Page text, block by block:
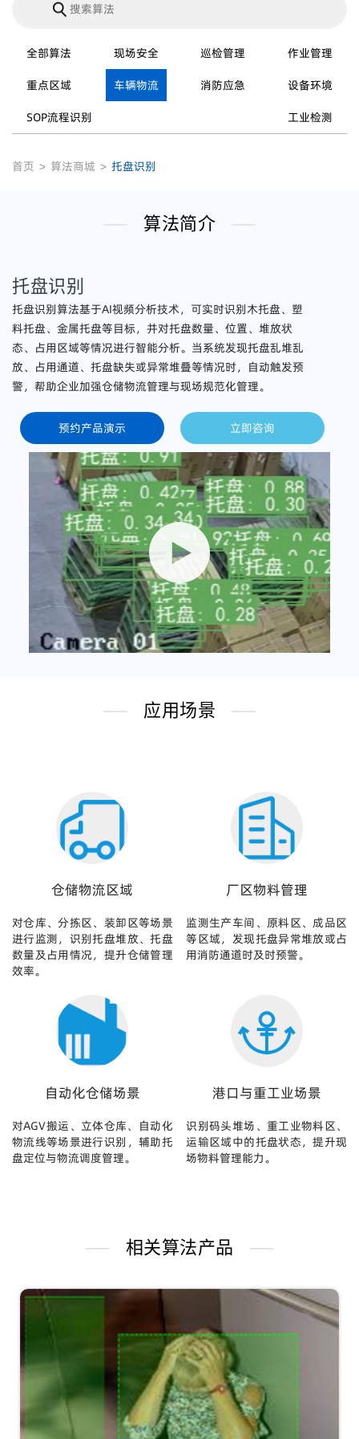
全部算法 现场安全 巡检管理
作业管理
重点区域
车辆物流 消防应急
设备环境
SOP流程识别
工业检测
首页 > 算法商城 > 托盘识别
算法简介
托盘识别
托盘识别算法基于AI视频分析技术，可实时识别木托盘、塑
料托盘、金属托盘等目标，并对托盘数量、位置、堆放状
态、占用区域等情况进行智能分析。当系统发现托盘乱堆乱
放、占用通道、托盘缺失或异常堆叠等情况时，自动触发预
警，帮助企业加强仓储物流管理与现场规范化管理。
预约产品演示 立即咨询
应用场景
仓储物流区域
对仓库、分拣区、装卸区等场景
进行监测，识别托盘堆放、托盘
数量及占用情况，提升仓储管理
效率。
厂区物料管理
监测生产车间、原料区、成品区
等区域，发现托盘异常堆放或占
用消防通道时及时预警。
自动化仓储场景
对AGV搬运、立体仓库、自动化
物流线等场景进行识别，辅助托
盘定位与物流调度管理。
港口与重工业场景
识别码头堆场、重工业物料区、
运输区域中的托盘状态，提升现
场物料管理能力。
相关算法产品